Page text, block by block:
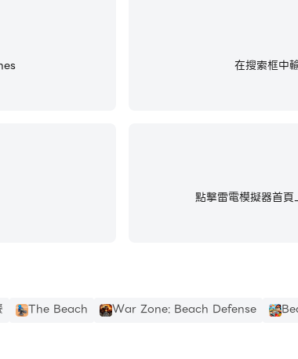
在搜索框中
點擊雷電模擬器首
The Beach War Zone: Beach Defense